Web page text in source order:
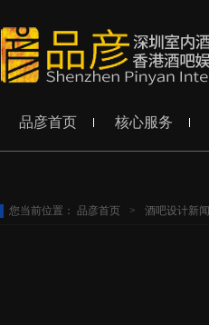
品彦首页 核心服务
您当前位置： 品彦首页 > 酒吧设计新闻